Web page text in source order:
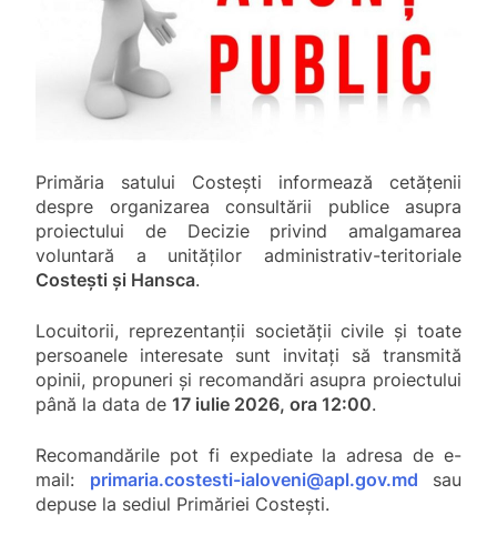
Primăria satului Costești informează cetățenii
despre organizarea consultării publice asupra
proiectului de Decizie privind amalgamarea
voluntară a unităților administrativ-teritoriale
Costești și Hansca.
Locuitorii, reprezentanții societății civile și toate
persoanele interesate sunt invitați să transmită
opinii, propuneri și recomandări asupra proiectului
până la data de 17 iulie 2026, ora 12:00.
Recomandările pot fi expediate la adresa de e-
mail: primaria.costesti-ialoveni@apl.gov.md sau
depuse la sediul Primăriei Costești.